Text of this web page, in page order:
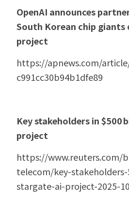
OpenAI announces
South Korean chip giants
project
https://apnews.com/
c991cc30b94b1dfe89
Key stakeholders in $500
project
https://www.reuters.com/
telecom/key-
stargate-ai-project-2025-